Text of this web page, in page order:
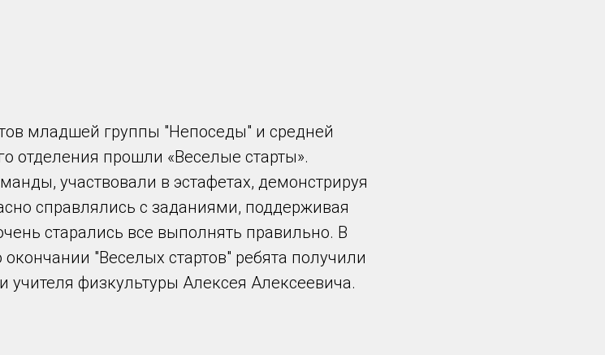
младшей группы "Непоседы" и средней
отделения прошли «Веселые старты».
участвовали в эстафетах, демонстрируя
справлялись с заданиями, поддерживая
старались все выполнять правильно. В
"Веселых стартов" ребята получили
учителя физкультуры Алексея Алексеевича.